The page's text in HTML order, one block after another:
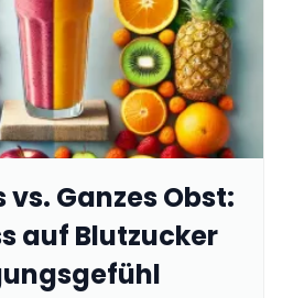
Ganzes Obst:
auf Blutzucker